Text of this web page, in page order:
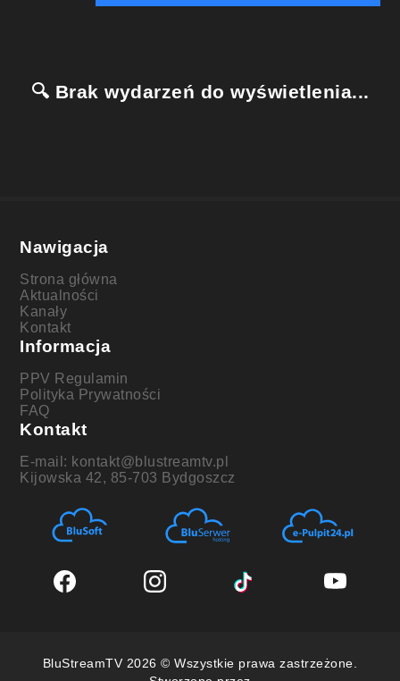
🔍 Brak wydarzeń do wyświetlenia...
Nawigacja
Strona główna
Aktualności
Kanały
Kontakt
Informacja
PPV Regulamin
Polityka Prywatności
FAQ
Kontakt
E-mail: kontakt@blustreamtv.pl
Kijowska 42, 85-703 Bydgoszcz
BluStreamTV 2026 © Wszystkie prawa zastrzeżone.